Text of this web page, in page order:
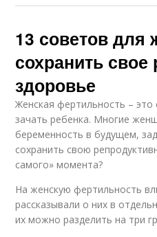
13 советов для
сохранить свое
здоровье
Женская фертильность –
зачать ребенка. Многие
беременность в будущем,
сохранить свою
самого» момента?
На женскую фертильность
рассказывали о них в
их можно разделить на три